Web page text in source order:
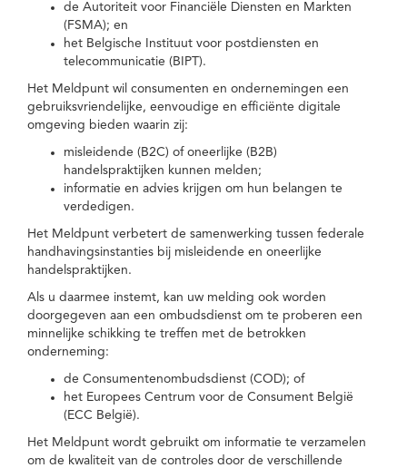
de Autoriteit voor Financiële Diensten en Markten
(FSMA); en
het Belgische Instituut voor postdiensten en
telecommunicatie (BIPT).
Het Meldpunt wil consumenten en ondernemingen een
gebruiksvriendelijke, eenvoudige en efficiënte digitale
omgeving bieden waarin zij:
misleidende (B2C) of oneerlijke (B2B)
handelspraktijken kunnen melden;
informatie en advies krijgen om hun belangen te
verdedigen.
Het Meldpunt verbetert de samenwerking tussen federale
handhavingsinstanties bij misleidende en oneerlijke
handelspraktijken.
Als u daarmee instemt, kan uw melding ook worden
doorgegeven aan een ombudsdienst om te proberen een
minnelijke schikking te treffen met de betrokken
onderneming:
de Consumentenombudsdienst (COD); of
het Europees Centrum voor de Consument België
(ECC België).
Het Meldpunt wordt gebruikt om informatie te verzamelen
om de kwaliteit van de controles door de verschillende